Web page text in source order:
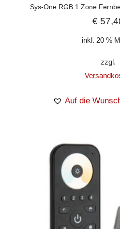
Sys-One RGB 1 Zone
€
inkl. 20 %
zzgl.
Auf die